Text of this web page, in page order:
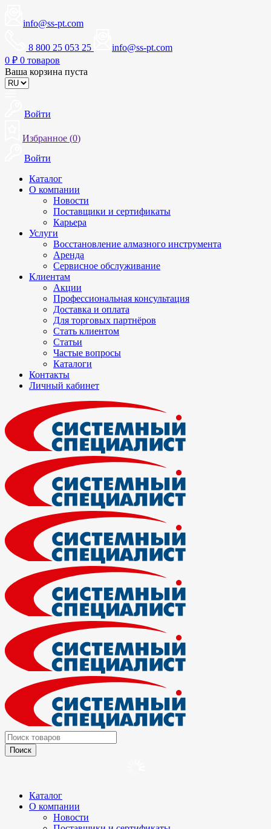
info@ss-pt.com
8 800 25 053 25
info@ss-pt.com
0 ₽ 0 товаров
Ваша корзина пуста
Войти
Избранное (0)
Войти
Каталог
О компании
Новости
Поставщики и сертификаты
Карьера
Услуги
Восстановление алмазного инструмента
Аренда
Сервисное обслуживание
Клиентам
Акции
Профессиональная консультация
Доставка и оплата
Для торговых партнёров
Стать клиентом
Статьи
Частые вопросы
Каталоги
Контакты
Личный кабинет
Каталог
О компании
Новости